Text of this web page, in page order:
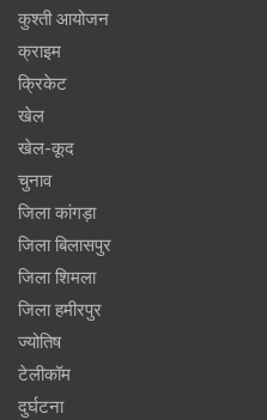
कुश्ती आयोजन
क्राइम
क्रिकेट
खेल
खेल-कूद
चुनाव
जिला कांगड़ा
जिला बिलासपुर
जिला शिमला
जिला हमीरपुर
ज्योतिष
टेलीकॉम
दुर्घटना